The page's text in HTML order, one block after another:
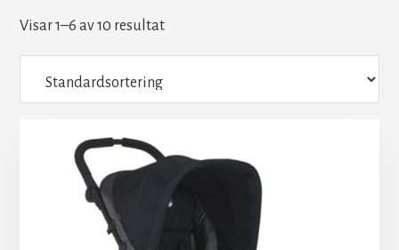
Visar 1–6 av 10 resultat